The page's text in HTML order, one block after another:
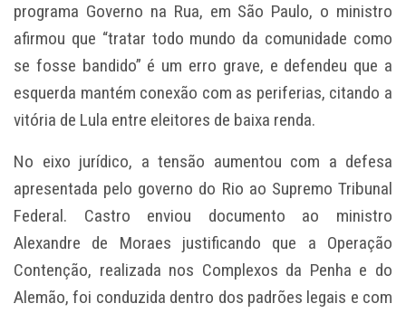
programa Governo na Rua, em São Paulo, o ministro
afirmou que “tratar todo mundo da comunidade como
se fosse bandido” é um erro grave, e defendeu que a
esquerda mantém conexão com as periferias, citando a
vitória de Lula entre eleitores de baixa renda.
No eixo jurídico, a tensão aumentou com a defesa
apresentada pelo governo do Rio ao Supremo Tribunal
Federal. Castro enviou documento ao ministro
Alexandre de Moraes justificando que a Operação
Contenção, realizada nos Complexos da Penha e do
Alemão, foi conduzida dentro dos padrões legais e com